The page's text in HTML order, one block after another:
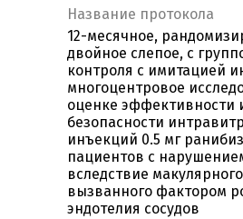
Название протокола
12-месячное,
двойное слепое, с
контроля с имитацией
многоцентровое
оценке эффективности
безопасности
инъекций 0.5 мг
пациентов с
вследствие
вызванного фактором
эндотелия сосудов